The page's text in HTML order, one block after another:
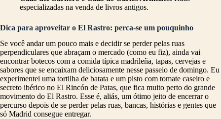
especializadas na venda de livros antigos.
Dica para aproveitar o El Rastro: perca-se um pouquinho
Se você andar um pouco mais e decidir se perder pelas ruas
perpendiculares que abraçam o mercado (como eu fiz), ainda vai
encontrar botecos com a comida típica madrileña, tapas, cervejas e
sabores que se encaixam deliciosamente nesse passeio de domingo. Eu
experimentei uma tortilha de batata e um pisto com tomate caseiro e
secreto ibérico no El Rincón de Patas, que fica muito perto do grande
movimento do El Rastro. Esse é, aliás, um ótimo jeito de encerrar o
percurso depois de se perder pelas ruas, bancas, histórias e gentes que
só Madrid consegue entregar.